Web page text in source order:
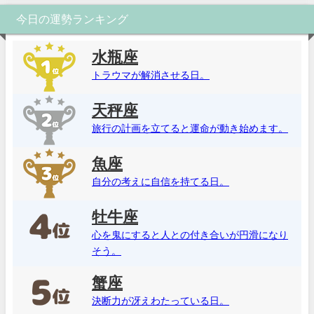
今日の運勢ランキング
水瓶座
トラウマが解消させる日。
天秤座
旅行の計画を立てると運命が動き始めます。
魚座
自分の考えに自信を持てる日。
牡牛座
心を鬼にすると人との付き合いが円滑になり
そう。
蟹座
決断力が冴えわたっている日。